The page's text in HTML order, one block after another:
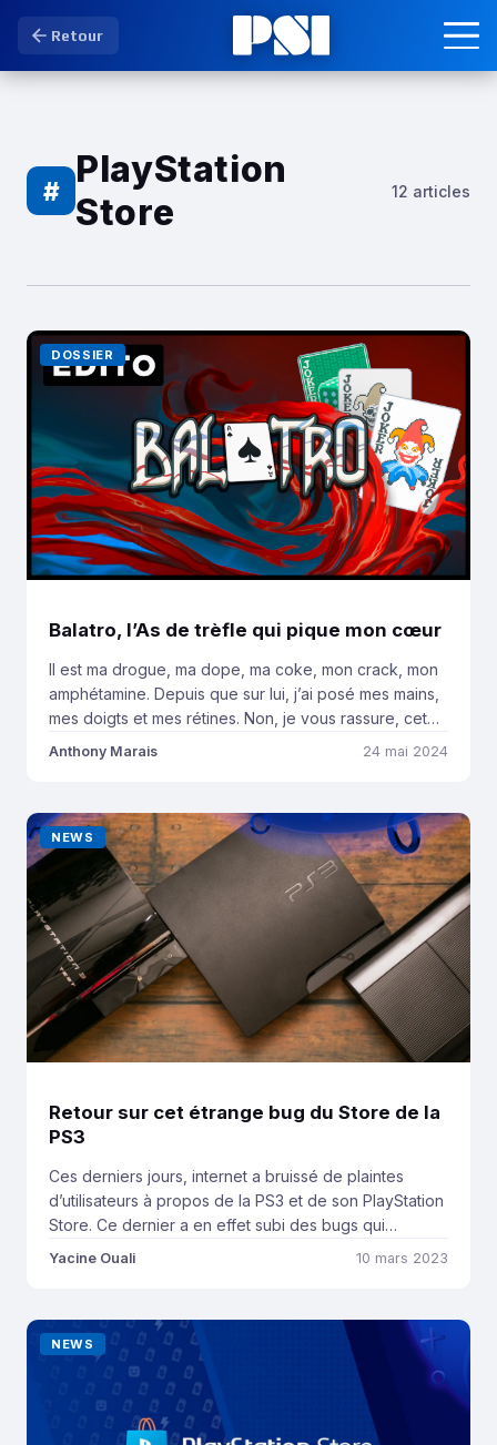
Retour
#
PlayStation
Store
12 articles
DOSSIER
Balatro, l’As de trèfle qui pique mon cœur
Il est ma drogue, ma dope, ma coke, mon crack, mon
amphétamine. Depuis que sur lui, j’ai posé mes mains,
mes doigts et mes rétines. Non, je vous rassure, cet
article ne sera pas jonché de rimes. Pourtant, Balatro
Anthony Marais 24 mai 2024
NEWS
Retour sur cet étrange bug du Store de la
PS3
Ces derniers jours, internet a bruissé de plaintes
d’utilisateurs à propos de la PS3 et de son PlayStation
Store. Ce dernier a en effet subi des bugs qui
empêchaient les utilisateurs de télécharger les jeux et
même […]
Yacine Ouali 10 mars 2023
NEWS